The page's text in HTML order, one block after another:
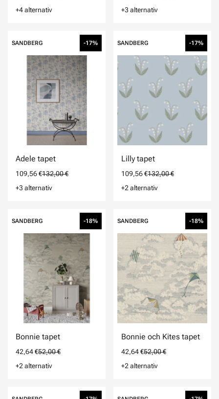
+4 alternativ
+3 alternativ
SANDBERG -17%
Adele tapet
109,56 €132,00 €
+3 alternativ
SANDBERG -17%
Lilly tapet
109,56 €132,00 €
+2 alternativ
SANDBERG -18%
Bonnie tapet
42,64 €52,00 €
+2 alternativ
SANDBERG -18%
Bonnie och Kites tapet
42,64 €52,00 €
+2 alternativ